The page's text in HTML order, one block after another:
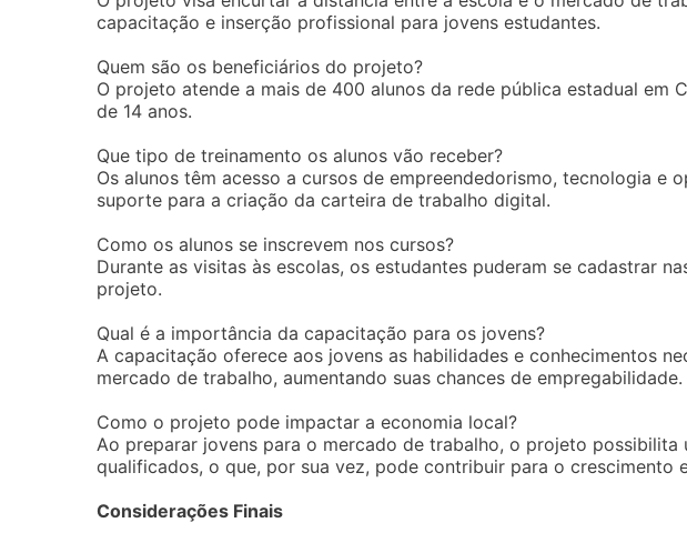
capacitação e inserção profissional para jovens estudantes.
Quem são os beneficiários do projeto?
O projeto atende a mais de 400 alunos da rede pública estadual em
de 14 anos.
Que tipo de treinamento os alunos vão receber?
Os alunos têm acesso a cursos de empreendedorismo, tecnologia e
suporte para a criação da carteira de trabalho digital.
Como os alunos se inscrevem nos cursos?
Durante as visitas às escolas, os estudantes puderam se cadastrar
projeto.
Qual é a importância da capacitação para os jovens?
A capacitação oferece aos jovens as habilidades e conhecimentos
mercado de trabalho, aumentando suas chances de empregabilidade.
Como o projeto pode impactar a economia local?
Ao preparar jovens para o mercado de trabalho, o projeto possibilita
qualificados, o que, por sua vez, pode contribuir para o crescimento
Considerações Finais